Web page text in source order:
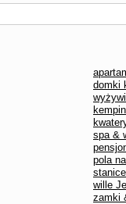
domki
spa &
pola
wille
zamki